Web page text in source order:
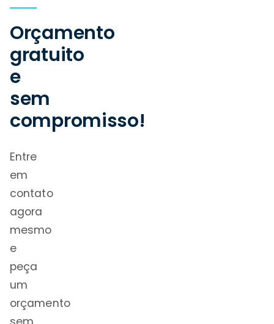
Orçamento
gratuito
e
sem
compromisso!
Entre
em
contato
agora
mesmo
e
peça
um
orçamento